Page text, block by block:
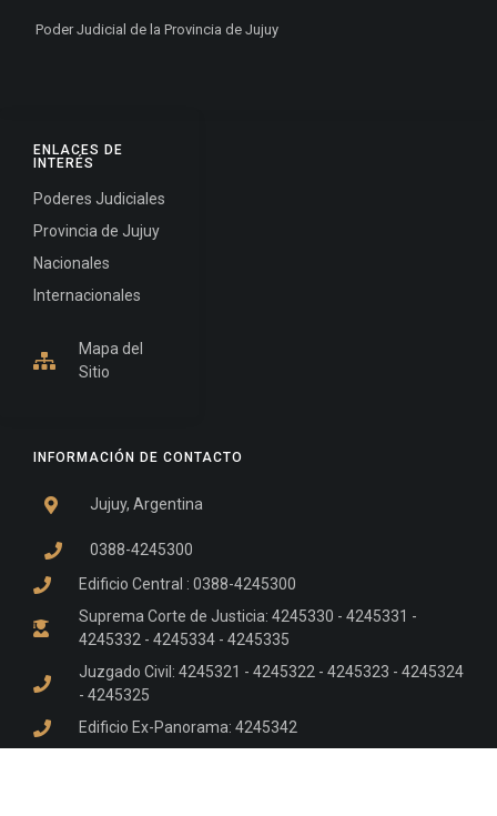
INFORMACIÓN DE CONTACTO
Jujuy, Argentina
0388-4245300
Edificio Central : 0388-4245300
Suprema Corte de Justicia: 4245330 - 4245331 -
4245332 - 4245334 - 4245335
Juzgado Civil: 4245321 - 4245322 - 4245323 - 4245324
- 4245325
Edificio Ex-Panorama: 4245342
ENLACES DE
INTERÉS
Poderes Judiciales
Provincia de Jujuy
Nacionales
Internacionales
Mapa del
Sitio
Poder Judicial de la Provincia de Jujuy